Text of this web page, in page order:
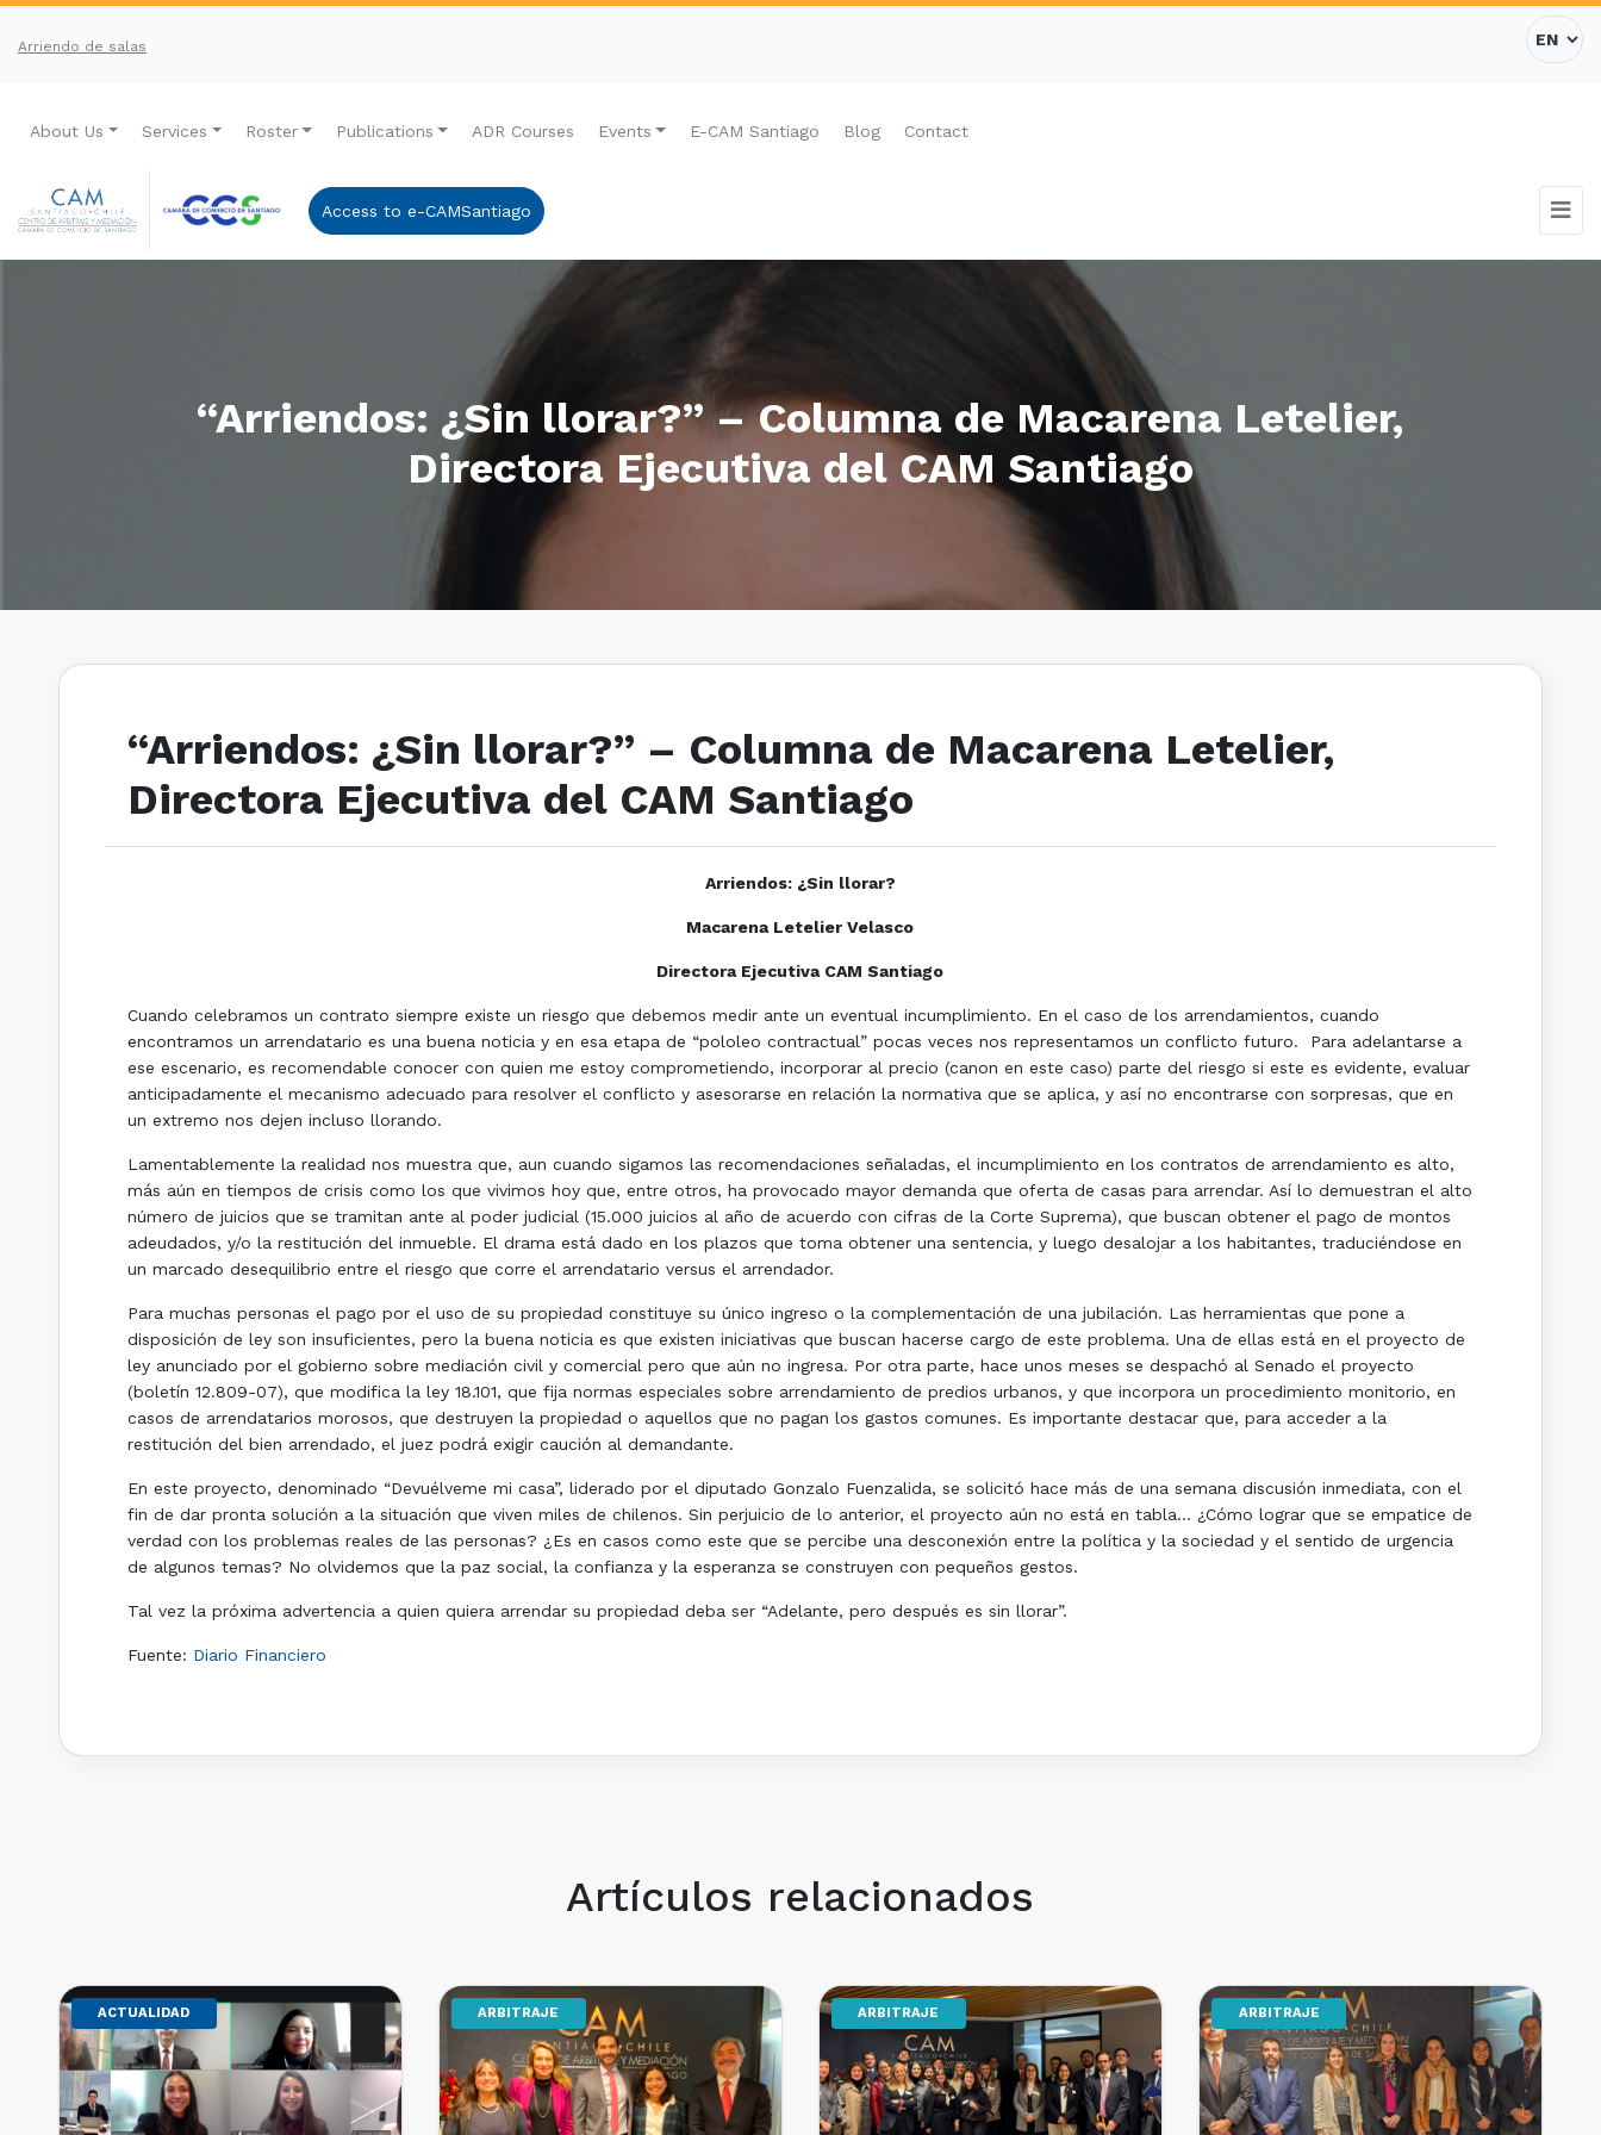
Arriendo de salas
About Us Services Roster Publications ADR Courses Events E-CAM Santiago Blog Contact
Access to e-CAMSantiago
“Arriendos: ¿Sin llorar?” – Columna de Macarena Letelier,
Directora Ejecutiva del CAM Santiago
“Arriendos: ¿Sin llorar?” – Columna de Macarena Letelier,
Directora Ejecutiva del CAM Santiago
Arriendos: ¿Sin llorar?
Macarena Letelier Velasco
Directora Ejecutiva CAM Santiago
Cuando celebramos un contrato siempre existe un riesgo que debemos medir ante un eventual incumplimiento. En el caso de los arrendamientos, cuando
encontramos un arrendatario es una buena noticia y en esa etapa de “pololeo contractual” pocas veces nos representamos un conflicto futuro. Para adelantarse a
ese escenario, es recomendable conocer con quien me estoy comprometiendo, incorporar al precio (canon en este caso) parte del riesgo si este es evidente, evaluar
anticipadamente el mecanismo adecuado para resolver el conflicto y asesorarse en relación la normativa que se aplica, y así no encontrarse con sorpresas, que en
un extremo nos dejen incluso llorando.
Lamentablemente la realidad nos muestra que, aun cuando sigamos las recomendaciones señaladas, el incumplimiento en los contratos de arrendamiento es alto,
más aún en tiempos de crisis como los que vivimos hoy que, entre otros, ha provocado mayor demanda que oferta de casas para arrendar. Así lo demuestran el alto
número de juicios que se tramitan ante al poder judicial (15.000 juicios al año de acuerdo con cifras de la Corte Suprema), que buscan obtener el pago de montos
adeudados, y/o la restitución del inmueble. El drama está dado en los plazos que toma obtener una sentencia, y luego desalojar a los habitantes, traduciéndose en
un marcado desequilibrio entre el riesgo que corre el arrendatario versus el arrendador.
Para muchas personas el pago por el uso de su propiedad constituye su único ingreso o la complementación de una jubilación. Las herramientas que pone a
disposición de ley son insuficientes, pero la buena noticia es que existen iniciativas que buscan hacerse cargo de este problema. Una de ellas está en el proyecto de
ley anunciado por el gobierno sobre mediación civil y comercial pero que aún no ingresa. Por otra parte, hace unos meses se despachó al Senado el proyecto
(boletín 12.809-07), que modifica la ley 18.101, que fija normas especiales sobre arrendamiento de predios urbanos, y que incorpora un procedimiento monitorio, en
casos de arrendatarios morosos, que destruyen la propiedad o aquellos que no pagan los gastos comunes. Es importante destacar que, para acceder a la
restitución del bien arrendado, el juez podrá exigir caución al demandante.
En este proyecto, denominado “Devuélveme mi casa”, liderado por el diputado Gonzalo Fuenzalida, se solicitó hace más de una semana discusión inmediata, con el
fin de dar pronta solución a la situación que viven miles de chilenos. Sin perjuicio de lo anterior, el proyecto aún no está en tabla… ¿Cómo lograr que se empatice de
verdad con los problemas reales de las personas? ¿Es en casos como este que se percibe una desconexión entre la política y la sociedad y el sentido de urgencia
de algunos temas? No olvidemos que la paz social, la confianza y la esperanza se construyen con pequeños gestos.
Tal vez la próxima advertencia a quien quiera arrendar su propiedad deba ser “Adelante, pero después es sin llorar”.
Fuente: Diario Financiero
Artículos relacionados
ACTUALIDAD ARBITRAJE ARBITRAJE ARBITRAJE